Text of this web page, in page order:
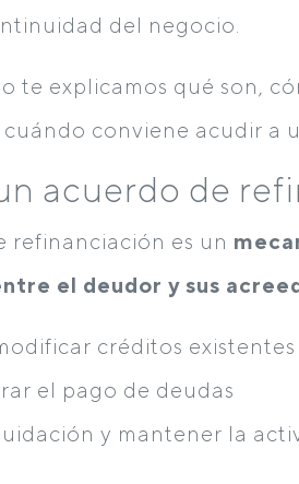
del negocio.
te explicamos qué son,
conviene acudir a
acuerdo de
refinanciación es un
el deudor y sus
créditos existentes
el pago de deudas
y mantener la